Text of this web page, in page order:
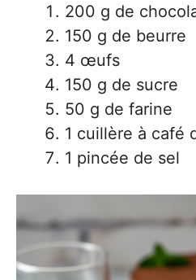
200 g de
150 g de beurre
4 œufs
150 g de sucre
50 g de farine
1 cuillère à café
1 pincée de sel